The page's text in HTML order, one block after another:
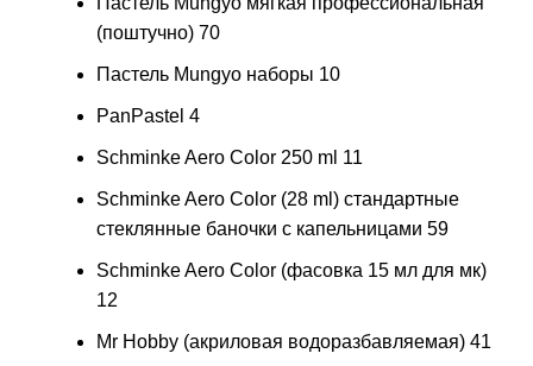
(поштучно) 70
Пастель Mungyo наборы 10
PanPastel 4
Schminke Aero Color 250 ml 11
Schminke Aero Color (28 ml) стандартные
стеклянные баночки с капельницами 59
Schminke Aero Color (фасовка 15 мл для мк)
12
Mr Hobby (акриловая водоразбавляемая) 41